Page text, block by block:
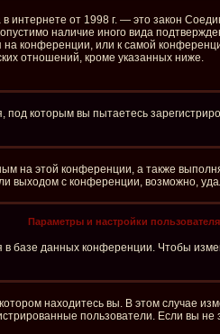
интернете от 1998 г. — это закон
наличие иного вида
конференции, или к самой
отношений, кроме указанных ниже.
которым вы пытаетесь
на этой конференции, а также
выходом с конференции, возможно,
Параметры и настройки пользователя
в базе данных конференции. Чтобы
находитесь вы. В этом случае
пользователи. Если вы